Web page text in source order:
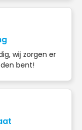
wij zorgen er
bent!